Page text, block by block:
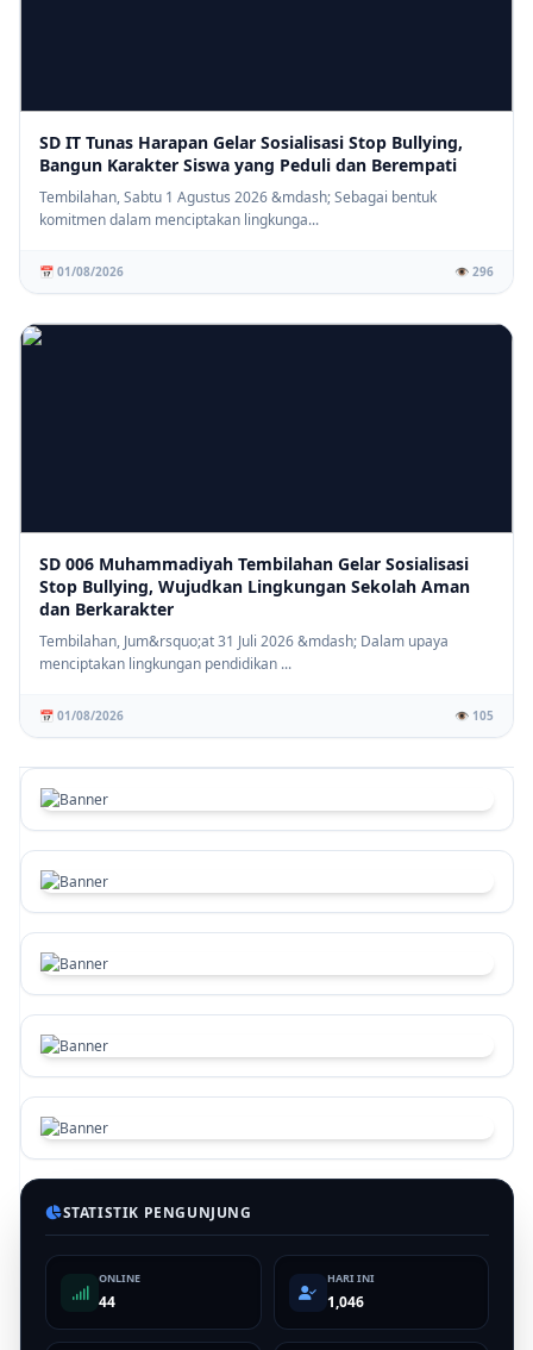
SD IT Tunas Harapan Gelar Sosialisasi Stop Bullying,
Bangun Karakter Siswa yang Peduli dan Berempati
Tembilahan, Sabtu 1 Agustus 2026 &mdash; Sebagai bentuk
komitmen dalam menciptakan lingkunga...
📅 01/08/2026 👁️ 296
SD 006 Muhammadiyah Tembilahan Gelar Sosialisasi
Stop Bullying, Wujudkan Lingkungan Sekolah Aman
dan Berkarakter
Tembilahan, Jum&rsquo;at 31 Juli 2026 &mdash; Dalam upaya
menciptakan lingkungan pendidikan ...
📅 01/08/2026 👁️ 105
STATISTIK PENGUNJUNG
ONLINE
44
HARI INI
1,046